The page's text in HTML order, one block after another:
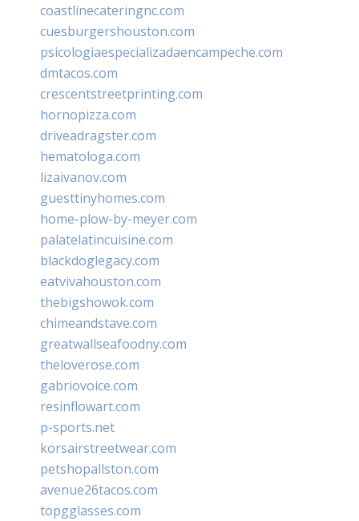
coastlinecateringnc.com
cuesburgershouston.com
psicologiaespecializadaencampeche.com
dmtacos.com
crescentstreetprinting.com
hornopizza.com
driveadragster.com
hematologa.com
lizaivanov.com
guesttinyhomes.com
home-plow-by-meyer.com
palatelatincuisine.com
blackdoglegacy.com
eatvivahouston.com
thebigshowok.com
chimeandstave.com
greatwallseafoodny.com
theloverose.com
gabriovoice.com
resinflowart.com
p-sports.net
korsairstreetwear.com
petshopallston.com
avenue26tacos.com
topgglasses.com